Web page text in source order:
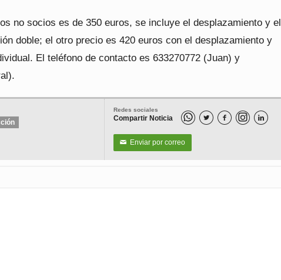
no socios es de 350 euros, se incluye el desplazamiento y el
doble; el otro precio es 420 euros con el desplazamiento y
El teléfono de contacto es 633270772 (Juan) y
Redes sociales
Compartir Noticia   
✉ Enviar por correo